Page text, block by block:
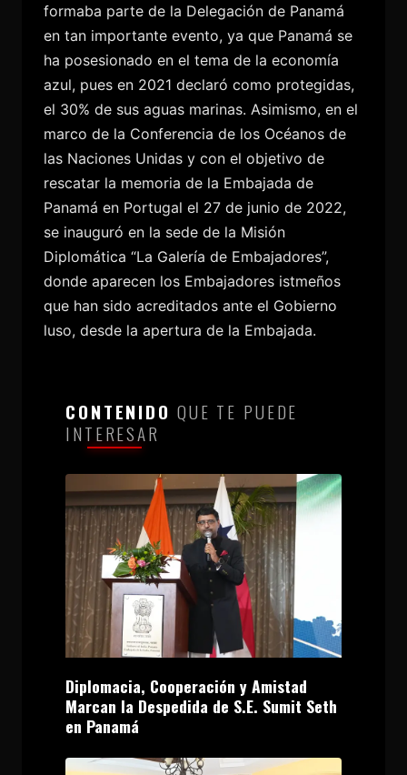
formaba parte de la Delegación de Panamá
en tan importante evento, ya que Panamá se
ha posesionado en el tema de la economía
azul, pues en 2021 declaró como protegidas,
el 30% de sus aguas marinas. Asimismo, en el
marco de la Conferencia de los Océanos de
las Naciones Unidas y con el objetivo de
rescatar la memoria de la Embajada de
Panamá en Portugal el 27 de junio de 2022,
se inauguró en la sede de la Misión
Diplomática “La Galería de Embajadores”,
donde aparecen los Embajadores istmeños
que han sido acreditados ante el Gobierno
luso, desde la apertura de la Embajada.
CONTENIDO QUE TE PUEDE
INTERESAR
Diplomacia, Cooperación y Amistad
Marcan la Despedida de S.E. Sumit Seth
en Panamá